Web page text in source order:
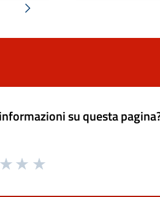
Successiva »
su questa